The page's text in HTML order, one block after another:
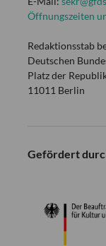
Öffnungszeiten
Redaktionsstab
Deutschen
Platz der
11011 Berlin
Gefördert